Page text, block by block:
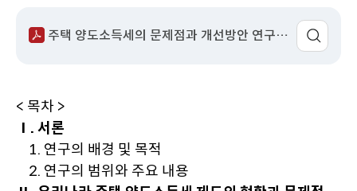
주택 양도소득세의 문제점과 개선방안 연구.pdf
< 목차 >
Ⅰ. 서론
1. 연구의 배경 및 목적
2. 연구의 범위와 주요 내용